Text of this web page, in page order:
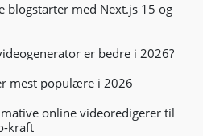
blogstarter med Next.js 15 og
er bedre i 2026?
mest populære i 2026
online videoredigerer til
kraft